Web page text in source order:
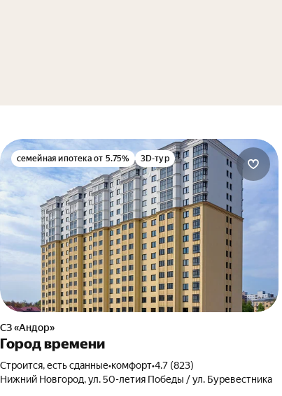
семейная ипотека от 5.75% 3D-тур
СЗ «Андор»
Город времени
Строится, есть сданные•комфорт•4.7 (823)
Нижний Новгород, ул. 50-летия Победы / ул. Буревестника